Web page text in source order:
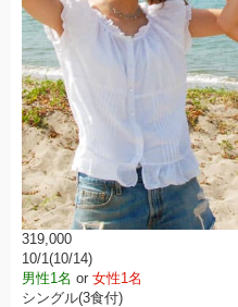
319,000
10/1(10/14)
男性1名 or 女性1名
シングル(3食付)